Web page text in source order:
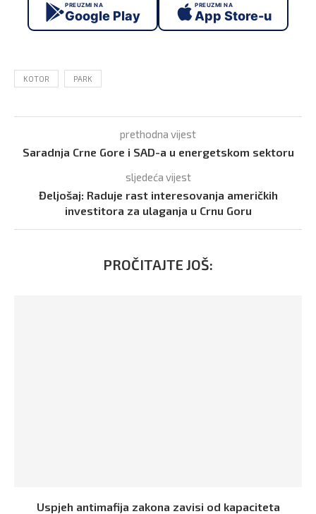
PREUZMI NA
Google Play
PREUZMI NA
App Store-u
KOTOR PARK
prethodna vijest
Saradnja Crne Gore i SAD-a u energetskom sektoru
sljedeća vijest
Đeljošaj: Raduje rast interesovanja američkih
investitora za ulaganja u Crnu Goru
PROČITAJTE JOŠ:
Uspjeh antimafija zakona zavisi od kapaciteta